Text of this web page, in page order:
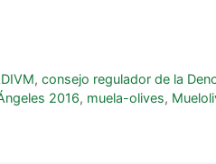
,consejo regulador de la
2016, muela-olives,